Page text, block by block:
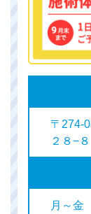
〒274-
２８−８
月～金